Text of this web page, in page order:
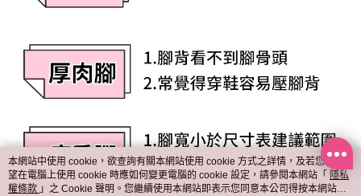
本網站中使用 cookie，欲查詢有關本網站使用 cookie 方式之詳情，及若您不希
望在電腦上使用 cookie 時應如何變更電腦的 cookie 設定，請參閱本網站「 隱私
權條款 」之 Cookie 聲明。您繼續使用本網站即表示您同意本公司得按本網站使